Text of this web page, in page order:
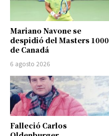
Mariano Navone se
despidió del Masters 1000
de Canadá
6 agosto 2026
Falleció Carlos